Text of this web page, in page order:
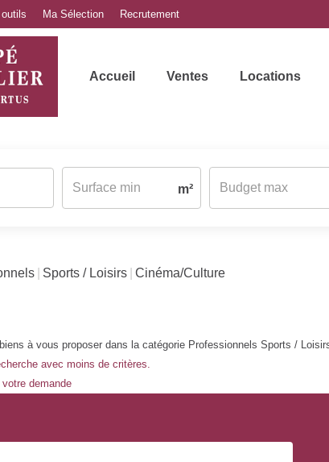
Ma Sélection Recrutement
Accueil Ventes Locations
m²
Sports / Loisirs Cinéma/Culture
à vous proposer dans la catégorie Professionnels Sports /
avec moins de critères.
demande